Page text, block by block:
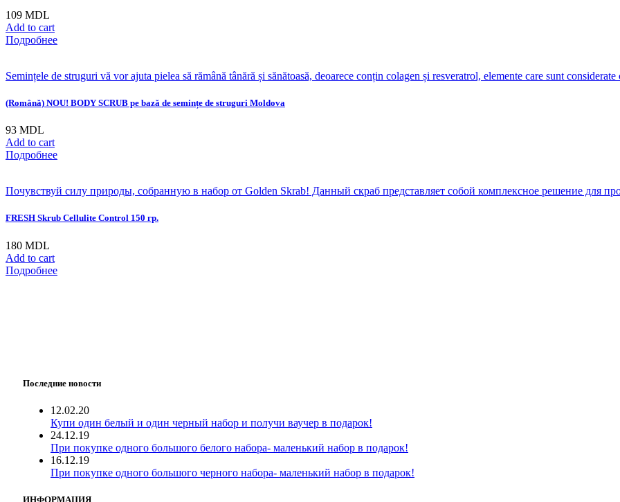
109 MDL
Add to cart
Подробнее
Semințele de struguri vă vor ajuta pielea să rămână tânără și sănătoasă, deoarece conțin colagen și resveratrol, elemente care sunt
(Română) NOU! BODY SCRUB pe bază de semințe de struguri Moldova
93 MDL
Add to cart
Подробнее
Почувствуй силу природы, собранную в набор от Golden Skrab! Данный скраб представляет собой комплексное решение для
FRESH Skrub Cellulite Control 150 гр.
180 MDL
Add to cart
Подробнее
Последние новости
12.02.20
Купи один белый и один черный набор и получи ваучер в подарок!
24.12.19
При покупке одного большого белого набора- маленький набор в подарок!
16.12.19
При покупке одного большого черного набора- маленький набор в подарок!
ИНФОРМАЦИЯ